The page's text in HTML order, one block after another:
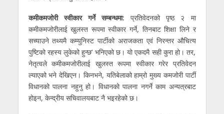
कमीकमजोरी स्वीकार गर्ने सम्बन्धमा:प्रतिवेदनको पृष्ठ २ मा
कमीकमजोरीलाई खुलस्त रूपमा स्वीकार गर्ने, तिनबाट शिक्षा लिने र
सच्याउने तथ्यमै कम्युनिस्ट पार्टीको अराजकता एवं निरन्तर औचित्य
पुष्टिको रहस्य लुकेको हुन्छ’ भनिएको छ। यो एकदमै सही कुरा हो। तर,
नेतृत्वले कमीकमजोरीलाई खुलस्त रूपमा स्वीकार गरेर प्रतिवेदन
ल्याएको भने देखिएन। किनभने, यतिबेलाको हाम्रो मुख्य कमजोरी पार्टी
विधानको पालना नहुनु हो। विधानको पालना नगर्ने काम अन्यत्रबाट
होइन, केन्द्रीय सचिवालयबाट नै भइरहेको छ।